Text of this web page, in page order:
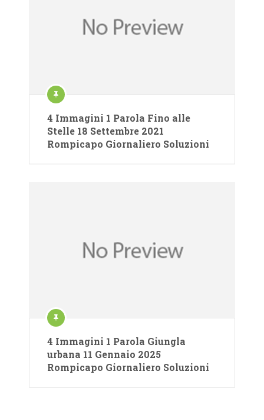
4 Immagini 1 Parola Fino alle
Stelle 18 Settembre 2021
Rompicapo Giornaliero Soluzioni
4 Immagini 1 Parola Giungla
urbana 11 Gennaio 2025
Rompicapo Giornaliero Soluzioni